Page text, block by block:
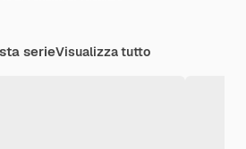
serieVisualizza tutto